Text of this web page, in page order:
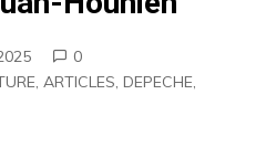
0
, ARTICLES, DEPECHE,